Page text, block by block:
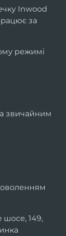
Inwood
за
режимі
звичайним
шосе, 149,